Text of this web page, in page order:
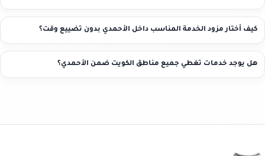
كيف أختار مزود الخدمة المناسب داخل الأحمدي بدون تضييع وقت؟
هل يوجد خدمات تغطي جميع مناطق الكويت ضمن الأحمدي؟